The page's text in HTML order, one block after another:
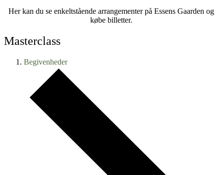
Her kan du se enkeltstående arrangementer på Essens Gaarden og
købe billetter.
Masterclass
Begivenheder